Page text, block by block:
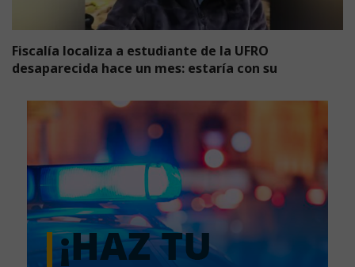
Fiscalía localiza a estudiante de la UFRO
desaparecida hace un mes: estaría con su